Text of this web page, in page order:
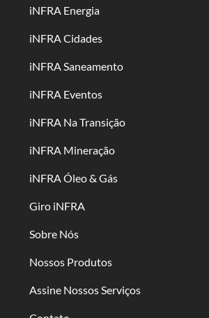
iNFRA Energia
iNFRA Cidades
iNFRA Saneamento
iNFRA Eventos
iNFRA Na Transição
iNFRA Mineração
iNFRA Óleo & Gás
Giro iNFRA
Sobre Nós
Nossos Produtos
Assine Nossos Serviços